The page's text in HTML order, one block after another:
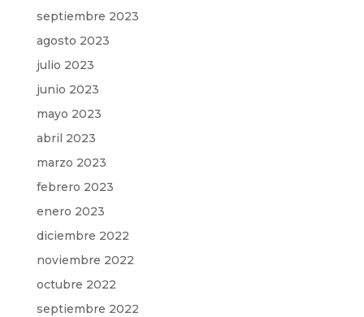
septiembre 2023
agosto 2023
julio 2023
junio 2023
mayo 2023
abril 2023
marzo 2023
febrero 2023
enero 2023
diciembre 2022
noviembre 2022
octubre 2022
septiembre 2022